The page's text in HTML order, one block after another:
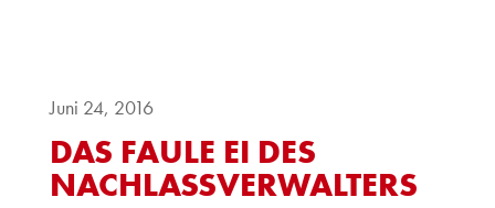
Juni 24, 2016
DAS FAULE EI DES
NACHLASSVERWALTERS